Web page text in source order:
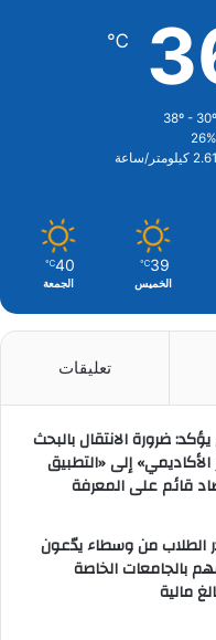
℃
26%
2.61 كيلومتر/ساعة
39
℃
الخميس
40
℃
الجمعة
تعليقات
يؤكد: ضرورة الانتقال بالبحث
إلى «التطبيق
قائم على المعرفة
الطلاب من وسطاء يدّعون
بالجامعات الخاصة
مالية